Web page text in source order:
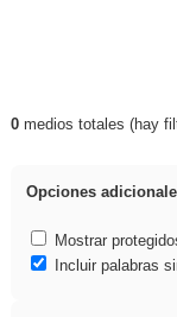
Resultados
0medios totales (hay
Opciones
Mostrar
Incluir palabras